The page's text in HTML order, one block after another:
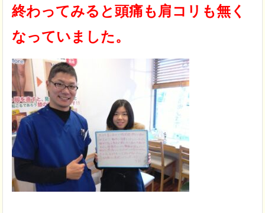
終わってみると頭痛も肩コリも無く
なっていました。